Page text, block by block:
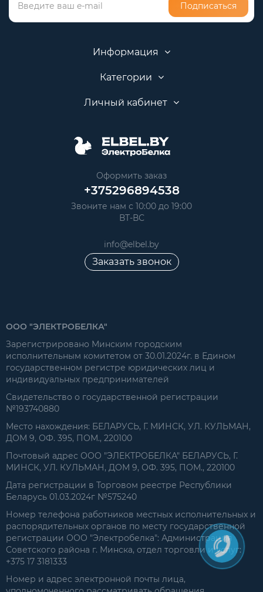
Подписаться
Информация
Категории
Личный кабинет
Оформить заказ
+375296894538
Звоните нам с 10:00 до 19:00
ВТ-ВС
info@elbel.by
Заказать звонок
ООО "ЭЛЕКТРОБЕЛКА"
Зарегистрировано Минским городским
исполнительным комитетом от 30.01.2024г. в Едином
государственном регистре юридических лиц и
индивидуальных предпринимателей
Свидетельство о государственной регистрации
№193740880
Место нахождения: БЕЛАРУСЬ, Г. МИНСК, УЛ. КУЛЬМАН,
ДОМ 9, ОФ. 395, ПОМ., 220100
Почтовый адрес ООО "ЭЛЕКТРОБЕЛКА" БЕЛАРУСЬ, Г.
МИНСК, УЛ. КУЛЬМАН, ДОМ 9, ОФ. 395, ПОМ., 220100
Дата регистрации в Торговом реестре Республики
Беларусь 01.03.2024г №575240
Номер телефона работников местных исполнительных и
распорядительных органов по месту государственной
регистрации ООО "Электробелка": Администрация
Советского района г. Минска, отдел торговли и услуг:
+375 17 3181333
Номер и адрес электронной почты лица,